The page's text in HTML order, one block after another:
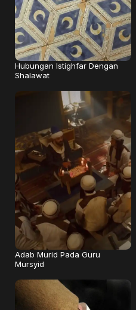
Hubungan Istighfar Dengan
Shalawat
Adab Murid Pada Guru
Mursyid